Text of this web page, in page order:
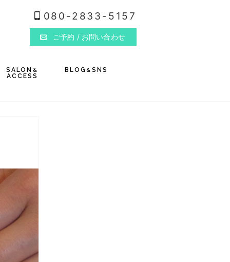
080-2833-5157
ご予約 / お問い合わせ
SALON &
ACCESS
BLOG & SNS